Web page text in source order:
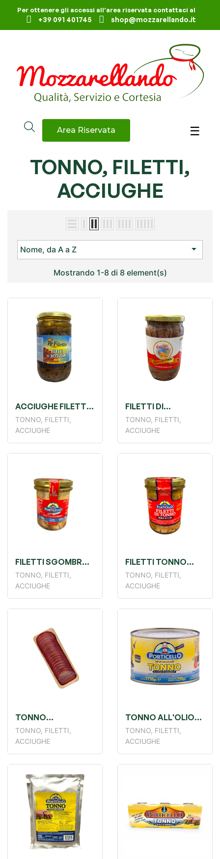
Per ottenere gli accessi all'area riservata contattaci al
+39 091 401745 shop@mozzarellando.it
☰
Area Riservata
TONNO, FILETTI,
ACCIUGHE
Nome, da A a Z 
Mostrando 1-8 di 8 element(s)
ACCIUGHE FILETTI
IN PEZZI GR720
TONNO, FILETTI,
ACCIUGHE
FILETTI DI
ACCIUGHE GR720
GOLD FISH
TONNO, FILETTI,
ACCIUGHE
FILETTI SGOMBRO
ALL'OLIO GR190
TONNO, FILETTI,
ACCIUGHE
FILETTI TONNO
OLIO OLIVA VETRO
GR180
TONNO, FILETTI,
ACCIUGHE
TONNO
AFFUMICATO A
FETTE GR 500
TONNO, FILETTI,
ACCIUGHE
TONNO ALL'OLIO
GIRASOLE KG1.7
PORTICELLO
TONNO, FILETTI,
ACCIUGHE